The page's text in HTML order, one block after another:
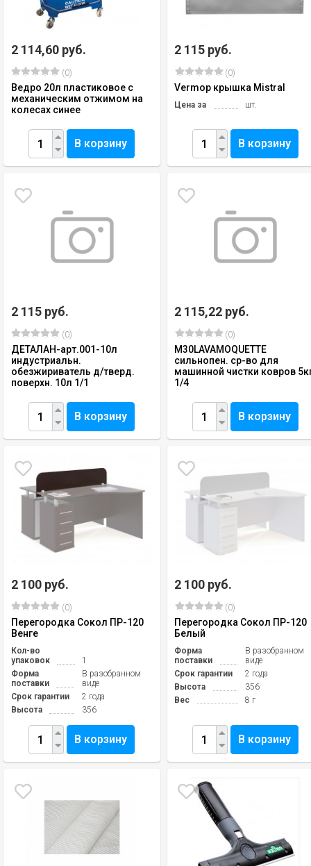
2 114,60 руб.
(0)
Ведро 20л пластиковое с
механическим отжимом на
колесах синее
В корзину
2 115 руб.
(0)
Vermop крышка Mistral
Цена за шт.
В корзину
2 115 руб.
(0)
ДЕТАЛАН-арт.001-10л
индустриальн.
обезжириватель д/тверд.
поверхн. 10л 1/1
В корзину
2 115,22 руб.
(0)
M30LAVAMOQUETTE
сильнопен. ср-во для
машинной чистки ковров
1/4
В корзину
2 100 руб.
(0)
Перегородка Сокол ПР-120
Венге
Кол-во
упаковок
1
Форма
поставки
В разобранном
виде
Срок гарантии
2 года
Высота
356
В корзину
2 100 руб.
(0)
Перегородка Сокол ПР-120
Белый
Форма
поставки
В разобранном
виде
Срок гарантии
2 года
Высота
356
Вес
8 г
В корзину